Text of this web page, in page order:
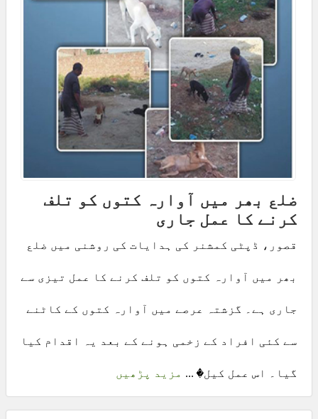
ضلع بھر میں آوارہ کتوں کو تلف
کرنے کا عمل جاری
قصور، ڈپٹی کمشنر کی ہدایات کی روشنی میں ضلع
بھر میں آوارہ کتوں کو تلف کرنے کا عمل تیزی سے
جاری ہے۔ گزشتہ عرصے میں آوارہ کتوں کے کاٹنے
سے کئی افراد کے زخمی ہونے کے بعد یہ اقدام کیا
گیا۔ اس عمل کیل� ... مزید پڑھیں